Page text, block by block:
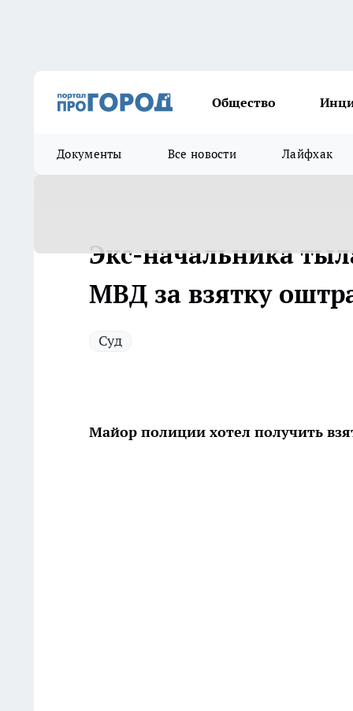
Общество
Документы Все новости Лайфхак
Экс-начальника
МВД за взятку
Суд
Майор полиции хотел получить